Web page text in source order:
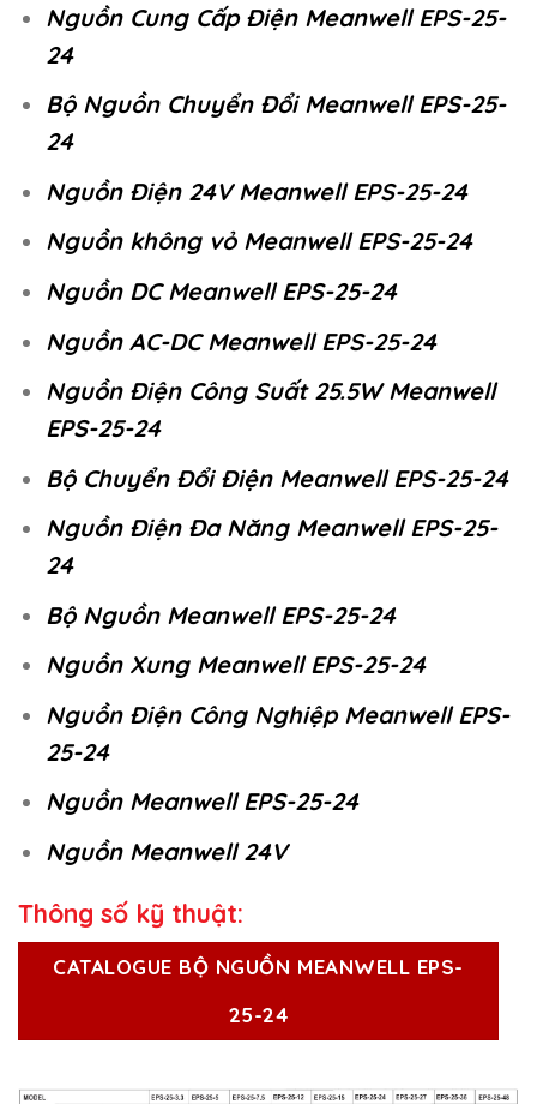
Nguồn Cung Cấp Điện Meanwell EPS-25-
24
Bộ Nguồn Chuyển Đổi Meanwell EPS-25-
24
Nguồn Điện 24V Meanwell EPS-25-24
Nguồn không vỏ Meanwell EPS-25-24
Nguồn DC Meanwell EPS-25-24
Nguồn AC-DC Meanwell EPS-25-24
Nguồn Điện Công Suất 25.5W Meanwell
EPS-25-24
Bộ Chuyển Đổi Điện Meanwell EPS-25-24
Nguồn Điện Đa Năng Meanwell EPS-25-
24
Bộ Nguồn Meanwell EPS-25-24
Nguồn Xung Meanwell EPS-25-24
Nguồn Điện Công Nghiệp Meanwell EPS-
25-24
Nguồn Meanwell EPS-25-24
Nguồn Meanwell 24V
Thông số kỹ thuật:
CATALOGUE BỘ NGUỒN MEANWELL EPS-
25-24